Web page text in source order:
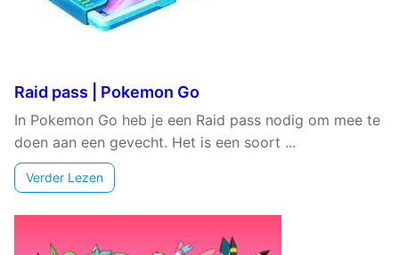
Raid pass | Pokemon Go
In Pokemon Go heb je een Raid pass nodig om mee te
doen aan een gevecht. Het is een soort ...
Verder Lezen